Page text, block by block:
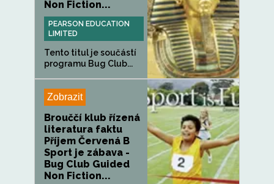
Non Fiction...
PEARSON EDUCATION
LIMITED
Tento titul je součástí
programu Bug Club...
Zobrazit
Brouččí klub řízená
literatura faktu
Příjem Červená B
Sport je zábava -
Bug Club Guided
Non Fiction...